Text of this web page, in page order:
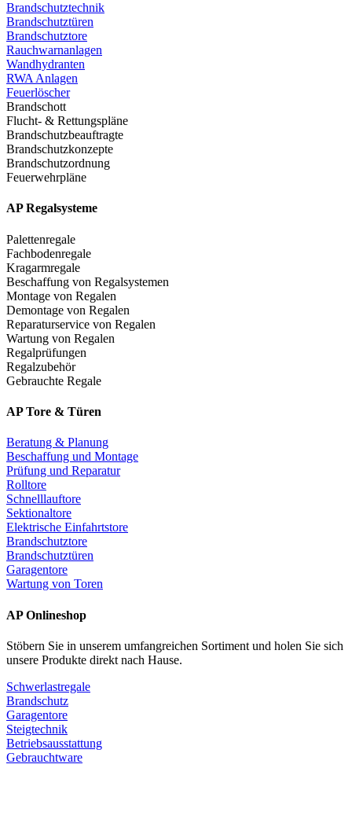
Brandschutztechnik
Brandschutztüren
Brandschutztore
Rauchwarnanlagen
Wandhydranten
RWA Anlagen
Feuerlöscher
Brandschott
Flucht- & Rettungspläne
Brandschutzbeauftragte
Brandschutzkonzepte
Brandschutzordnung
Feuerwehrpläne
AP Regalsysteme
Palettenregale
Fachbodenregale
Kragarmregale
Beschaffung von Regalsystemen
Montage von Regalen
Demontage von Regalen
Reparaturservice von Regalen
Wartung von Regalen
Regalprüfungen
Regalzubehör
Gebrauchte Regale
AP Tore & Türen
Beratung & Planung
Beschaffung und Montage
Prüfung und Reparatur
Rolltore
Schnelllauftore
Sektionaltore
Elektrische Einfahrtstore
Brandschutztore
Brandschutztüren
Garagentore
Wartung von Toren
AP Onlineshop
Stöbern Sie in unserem umfangreichen Sortiment und holen Sie sich
unsere Produkte direkt nach Hause.
Schwerlastregale
Brandschutz
Garagentore
Steigtechnik
Betriebsausstattung
Gebrauchtware